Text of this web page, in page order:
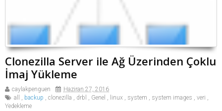
Clonezilla Server ile Ağ Üzerinden Çoklu
İmaj Yükleme
caylakpenguen
Haziran 27, 2016
all
, backup , clonezilla , drbl , Genel , linux , system , system images , veri ,
Yedekleme